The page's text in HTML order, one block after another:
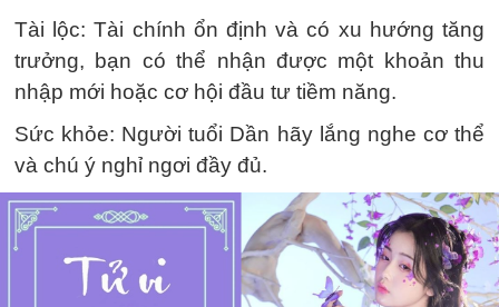
Tài lộc: Tài chính ổn định và có xu hướng tăng
trưởng, bạn có thể nhận được một khoản thu
nhập mới hoặc cơ hội đầu tư tiềm năng.
Sức khỏe: Người tuổi Dần hãy lắng nghe cơ thể
và chú ý nghỉ ngơi đầy đủ.